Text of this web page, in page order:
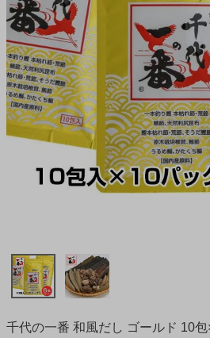
千代の一番 和風だし ゴールド 10